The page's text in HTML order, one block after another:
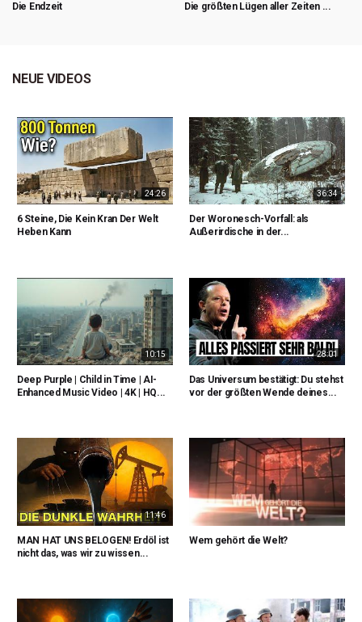
Die Endzeit Die größten Lügen aller Zeiten ...
NEUE VIDEOS
24:26
6 Steine, Die Kein Kran Der Welt
Heben Kann
36:34
Der Woronesch-Vorfall: als
Außerirdische in der...
10:15
Deep Purple | Child in Time | AI-
Enhanced Music Video | 4K | HQ...
28:01
Das Universum bestätigt: Du stehst
vor der größten Wende deines...
11:46
MAN HAT UNS BELOGEN! Erdöl ist
nicht das, was wir zu wissen...
Wem gehört die Welt?